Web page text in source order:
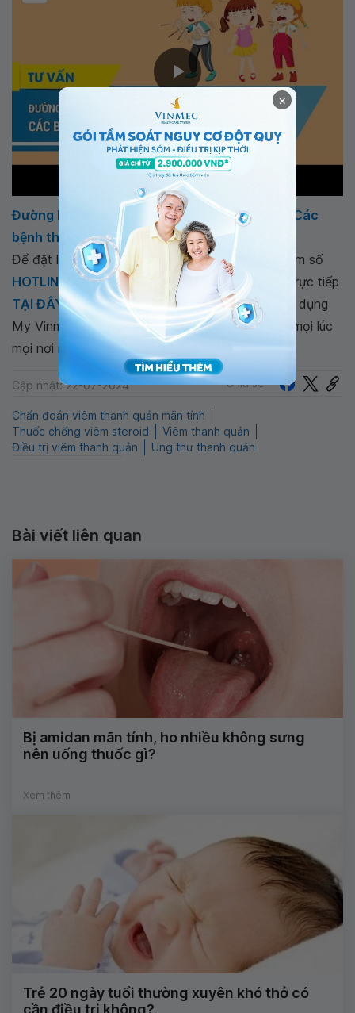
Đường hô hấp trên gồm những bộ phận nào? Các
bệnh thường gặp ở đường hô hấp trên
Để đặt lịch khám tại viện, Quý khách vui lòng bấm số
HOTLINE, đặt muaGÓI DỊCH VỤ
hoặc đặt lịch trực tiếp
TẠI ĐÂY. Tải và đặt lịch khám tự động trên ứng dụng
My Vinmec để quản lý, theo dõi lịch và đặt hẹn mọi lúc
mọi nơi ngay trên ứng dụng.
Cập nhật: 22-07-2024 Chia sẻ
Chẩn đoán viêm thanh quản mãn tính
Thuốc chống viêm steroid
Viêm thanh quản
Điều trị viêm thanh quản
Ung thư thanh quản
Bài viết liên quan
Bị amidan mãn tính, ho nhiều không sưng
nên uống thuốc gì?
Xem thêm
Trẻ 20 ngày tuổi thường xuyên khó thở có
cần điều trị không?
×